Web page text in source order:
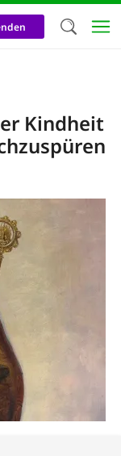
Kindheit
Wir
auf